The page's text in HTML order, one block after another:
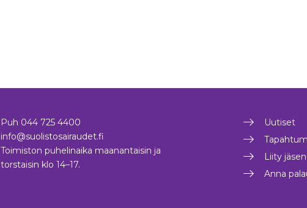
Puh 044 725 4400
info@suolistosairaudet.fi
Toimiston puhelinaika maanantaisin ja
torstaisin klo 14–17.
Uutiset
Liity
Anna